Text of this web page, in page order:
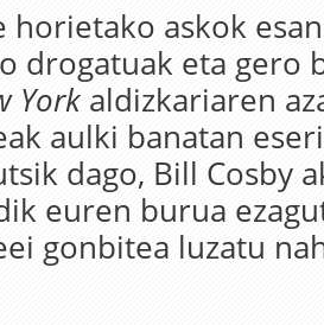
horietako askok
drogatuak eta gero
York aldizkariaren
aulki banatan
dago, Bill Cosby
euren burua
gonbitea luzatu